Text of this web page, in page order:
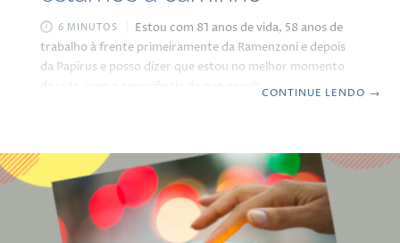
6 MINUTOS
Estou com 81 anos de vida, 58 anos de
trabalho à frente primeiramente da Ramenzoni e depois
da Papirus e posso dizer que estou no melhor momento
da vida, com a consciência de que envelhecer é algo
em uma de suas palestras, que começou a fazer 80 anos
quando estava com 29… só que complemento a frase
dizendo
CONTINUE LENDO →